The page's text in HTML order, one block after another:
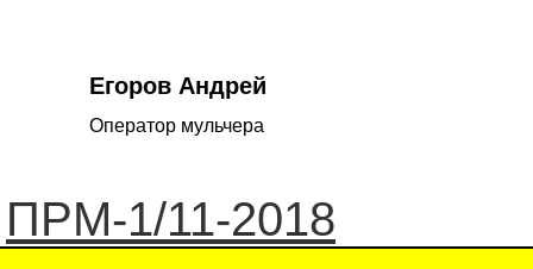
Егоров Андрей
Оператор мульчера
ПРМ-1/11-2018